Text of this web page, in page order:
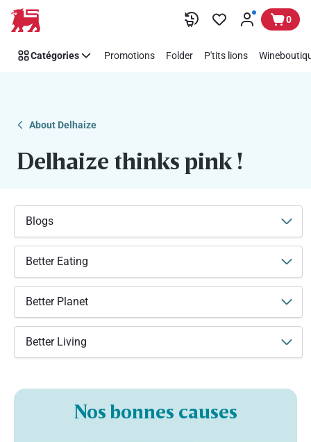
Passer
Soutenez
facilement
Pink
0
Catégories Promotions Folder P'tits lions
About Delhaize
Delhaize thinks pink !
Blogs
Better Eating
Better Planet
Better Living
Nos bonnes causes